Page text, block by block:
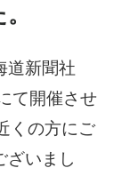
道新聞社
て開催させ
くの方にご
ざいまし